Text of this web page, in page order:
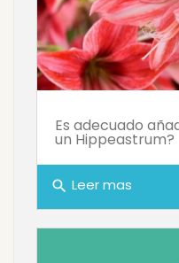
Es adecuado
un Hippeastrum?
search Leer mas